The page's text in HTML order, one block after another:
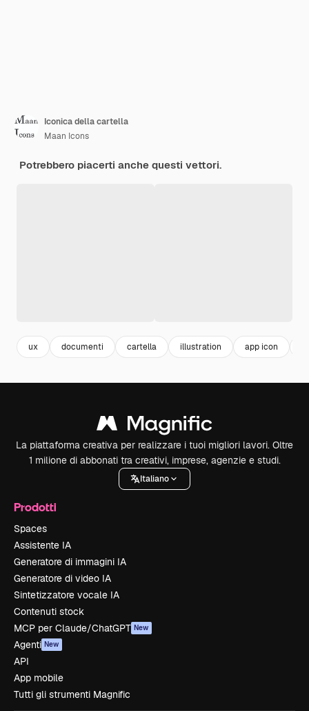
Iconica della cartella
Maan Icons
Potrebbero piacerti anche questi vettori.
ux documenti cartella illustration app icon
La piattaforma creativa per realizzare i tuoi migliori lavori. Oltre
1 milione di abbonati tra creativi, imprese, agenzie e studi.
Italiano
Prodotti
Spaces
Assistente IA
Generatore di immagini IA
Generatore di video IA
Sintetizzatore vocale IA
Contenuti stock
MCP per Claude/ChatGPT New
Agenti New
API
App mobile
Tutti gli strumenti Magnific